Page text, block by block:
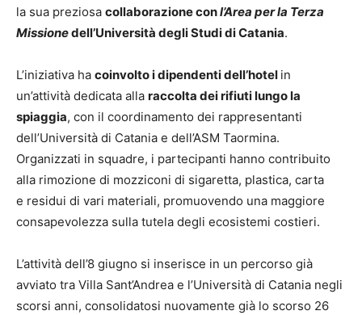
la sua preziosa collaborazione conl’Area per la Terza
Missionedell’Università degli Studi di Catania.
L’iniziativa ha coinvolto i dipendenti dell’hotel in
un’attività dedicata alla raccolta dei rifiuti lungo la
spiaggia, con il coordinamento dei rappresentanti
dell’Università di Catania e dell’ASM Taormina.
Organizzati in squadre, i partecipanti hanno contribuito
alla rimozione di mozziconi di sigaretta, plastica, carta
e residui di vari materiali, promuovendo una maggiore
consapevolezza sulla tutela degli ecosistemi costieri.
L’attività dell’8 giugno si inserisce in un percorso già
avviato tra Villa Sant’Andrea e l’Università di Catania negli
scorsi anni, consolidatosi nuovamente già lo scorso 26